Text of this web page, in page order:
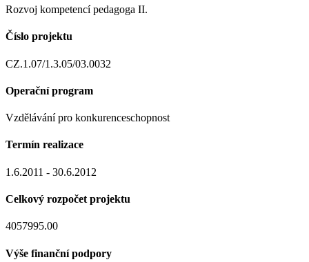
Rozvoj kompetencí pedagoga II.
Číslo projektu
CZ.1.07/1.3.05/03.0032
Operační program
Vzdělávání pro konkurenceschopnost
Termín realizace
1.6.2011 - 30.6.2012
Celkový rozpočet projektu
4057995.00
Výše finanční podpory